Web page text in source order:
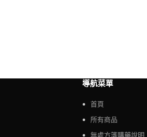
導航菜單
首頁
所有商品
無處方箋購藥說明